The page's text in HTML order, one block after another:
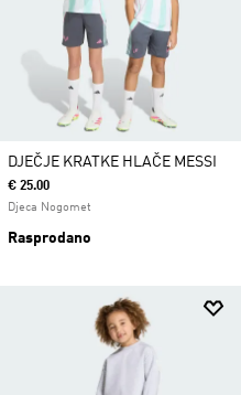
DJEČJE KRATKE HLAČE MESSI
€ 25.00
Djeca Nogomet
Rasprodano